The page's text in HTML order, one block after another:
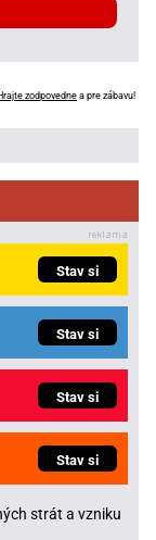
zodpovedne a pre zábavu!
Stav si
Stav si
Stav si
Stav si
strát a vzniku